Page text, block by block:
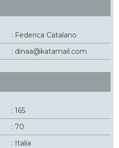
: Federica Catalano
: dinaa@katamail.com
: 165
: 70
: Italia